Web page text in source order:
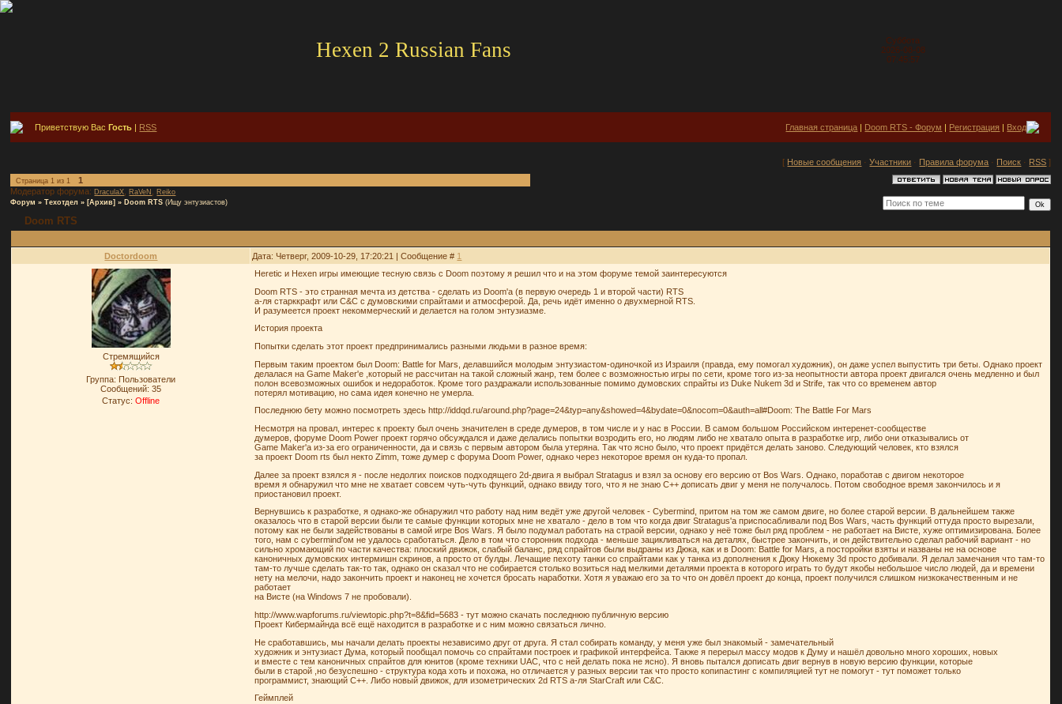
Hexen 2 Russian Fans
Суббота
2026-08-08
07:45:57
Приветствую ВасГость | RSS Главная страница | Doom RTS - Форум | Регистрация | Вход
[ Новые сообщения ·Участники · Правила форума · Поиск · RSS ]
Страница 1 из 1
1
Модератор форума:DraculaX ,RaVeN ,Reiko
Форум » Техотдел » [Архив] » Doom RTS (Ищу энтузиастов)
Doom RTS
Doctordoom Дата: Четверг, 2009-10-29, 17:20:21 | Сообщение # 1
Стремящийся
Группа: Пользователи
Сообщений:35
Статус:Offline
Heretic и Hexen игры имеющие тесную связь с Doom поэтому я решил что и на этом форуме темой заинтересуются
Doom RTS - это странная мечта из детства - сделать из Doom'a (в первую очередь 1 и второй части) RTS
а-ля старккрафт или C&C с думовскими спрайтами и атмосферой. Да, речь идёт именно о двухмерной RTS.
И разумеется проект некоммерческий и делается на голом энтузиазме.
История проекта
Попытки сделать этот проект предпринимались разными людьми в разное время:
Первым таким проектом был Doom: Battle for Mars, делавшийся молодым энтузиастом-одиночкой из Израиля (правда, ему помогал художник), он даже успел выпустить три беты. Однако проект
делалася на Game Maker'e ,который не рассчитан на такой сложный жанр, тем более с возможностью игры по сети, кроме того из-за неопытности автора проект двигался очень медленно и был
полон всевозможных ошибок и недоработок. Кроме того раздражали использованные помимо думовских спрайты из Duke Nukem 3d и Strife, так что со временем автор
потерял мотивацию, но сама идея конечно не умерла.
Последнюю бету можно посмотреть здесь http://iddqd.ru/around.php?page=24&typ=any&showed=4&bydate=0&nocom=0&auth=all#Doom: The Battle For Mars
Несмотря на провал, интерес к проекту был очень значителен в среде думеров, в том числе и у нас в России. В самом большом Российском интеренет-сообществе
думеров, форуме Doom Power проект горячо обсуждался и даже делались попытки возродить его, но людям либо не хватало опыта в разработке игр, либо они отказывались от
Game Maker'а из-за его ограниченности, да и связь с первым автором была утеряна. Так что ясно было, что проект придётся делать заново. Следующий человек, кто взялся
за проект Doom rts был некто Zimm, тоже думер с форума Doom Power, однако через некоторое время он куда-то пропал.
Далее за проект взялся я - после недолгих поисков подходящего 2d-двига я выбрал Stratagus и взял за основу его версию от Bos Wars. Однако, поработав с двигом некоторое
время я обнаружил что мне не хватает совсем чуть-чуть функций, однако ввиду того, что я не знаю C++ дописать двиг у меня не получалось. Потом свободное время закончилось и я
приостановил проект.
Вернувшись к разработке, я однако-же обнаружил что работу над ним ведёт уже другой человек - Сybermind, притом на том же самом двиге, но более старой версии. В дальнейшем также
оказалось что в старой версии были те самые функции которых мне не хватало - дело в том что когда двиг Stratagus'a приспосабливали под Bos Wars, часть функций оттуда просто вырезали,
потому как не были задействованы в самой игре Bos Wars. Я было подумал работать на страой версии, однако у неё тоже был ряд проблем - не работает на Висте, хуже оптимизирована. Более
того, нам с cybermind'ом не удалось сработаться. Дело в том что сторонник подхода - меньше зацикливаться на деталях, быстрее закончить, и он действительно сделал рабочий вариант - но
сильно хромающий по части качества: плоский движок, слабый баланс, ряд спрайтов были выдраны из Дюка, как и в Doom: Battle for Mars, а посторойки взяты и названы не на основе
каноничных думовских интермишн скринов, а просто от булды. Лечащие пехоту танки со спрайтами как у танка из дополнения к Дюку Нюкему 3d просто добивали. Я делал замечания что там-то
там-то лучше сделать так-то так, однако он сказал что не собирается столько возиться над мелкими деталями проекта в которого играть то будут якобы небольшое число людей, да и времени
нету на мелочи, надо закончить проект и наконец не хочется бросать наработки. Хотя я уважаю его за то что он довёл проект до конца, проект получился слишком низкокачественным и не
работает
на Висте (на Windows 7 не пробовали).
http://www.wapforums.ru/viewtopic.php?t=8&fid=5683 - тут можно скачать последнюю публичную версию
Проект Кибермайнда всё ещё находится в разработке и с ним можно связаться лично.
Не сработавшись, мы начали делать проекты независимо друг от друга. Я стал собирать команду, у меня уже был знакомый - замечательный
художник и энтузиаст Дума, который пообщал помочь со спрайтами построек и графикой интерфейса. Также я перерыл массу модов к Думу и нашёл довольно много хороших, новых
и вместе с тем каноничных спрайтов для юнитов (кроме техники UAC, что с ней делать пока не ясно). Я вновь пытался дописать двиг вернув в новую версию функции, которые
были в старой ,но безуспешно - структура кода хоть и похожа, но отличается у разных версии так что просто копипастинг с компиляцией тут не помогут - тут поможет только
программист, знающий C++. Либо новый движок, для изометрических 2d RTS а-ля StarCraft или C&C.
Геймплей